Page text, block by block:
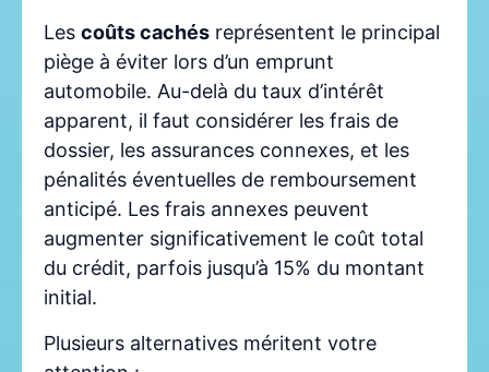
Les coûts cachés représentent le principal
piège à éviter lors d’un emprunt
automobile. Au-delà du taux d’intérêt
apparent, il faut considérer les frais de
dossier, les assurances connexes, et les
pénalités éventuelles de remboursement
anticipé. Les frais annexes peuvent
augmenter significativement le coût total
du crédit, parfois jusqu’à 15% du montant
initial.
Plusieurs alternatives méritent votre